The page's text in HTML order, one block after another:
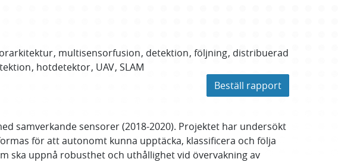
multisensorfusion detektion följning distribuerad
hotdetektor UAV SLAM
Beställ rapport
samverkande sensorer (2018-2020). Projektet har undersökt
för att autonomt kunna upptäcka, klassificera och följa
ska uppnå robusthet och uthållighet vid övervakning av